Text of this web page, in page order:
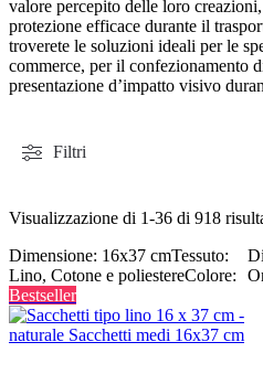
valore percepito delle loro
protezione efficace durante il
troverete le soluzioni ideali per le
commerce, per il confezionamento
presentazione d’impatto visivo
Filtri
Visualizzazione di 1-36 di 918
Dimensione: 16x37 cmTessuto:
Lino, Cotone e poliestereColore:
Bestseller